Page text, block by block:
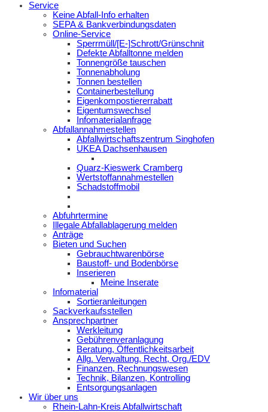
Service
Keine Abfall-Info erhalten
SEPA & Bankverbindungsdaten
Online-Service
Sperrmüll/[E-]Schrott/Grünschnit
Defekte Abfalltonne melden
Tonnengröße tauschen
Tonnenabholung
Tonnen bestellen
Containerbestellung
Eigenkompostiererrabatt
Eigentumswechsel
Infomaterialanfrage
Abfallannahmestellen
Abfallwirtschaftszentrum Singhofen
UKEA Dachsenhausen
Quarz-Kieswerk Cramberg
Wertstoffannahmestellen
Schadstoffmobil
Abfuhrtermine
Illegale Abfallablagerung melden
Anträge
Bieten und Suchen
Gebrauchtwarenbörse
Baustoff- und Bodenbörse
Inserieren
Meine Inserate
Infomaterial
Sortieranleitungen
Sackverkaufsstellen
Ansprechpartner
Werkleitung
Gebührenveranlagung
Beratung, Öffentlichkeitsarbeit
Allg. Verwaltung, Recht, Org./EDV
Finanzen, Rechnungswesen
Technik, Bilanzen, Kontrolling
Entsorgungsanlagen
Wir über uns
Rhein-Lahn-Kreis Abfallwirtschaft